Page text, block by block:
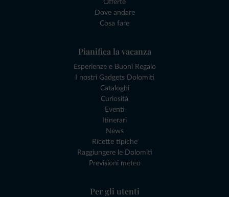
Offerte
Dove andare
Cosa fare
Pianifica la vacanza
Esperienze e Buoni Regalo
I nostri Gadgets Dolomiti
Cataloghi
Curiosità
Eventi
Itinerari
News
Ricette tipiche
Raggiungere le Dolomiti
Previsioni meteo
Per gli utenti